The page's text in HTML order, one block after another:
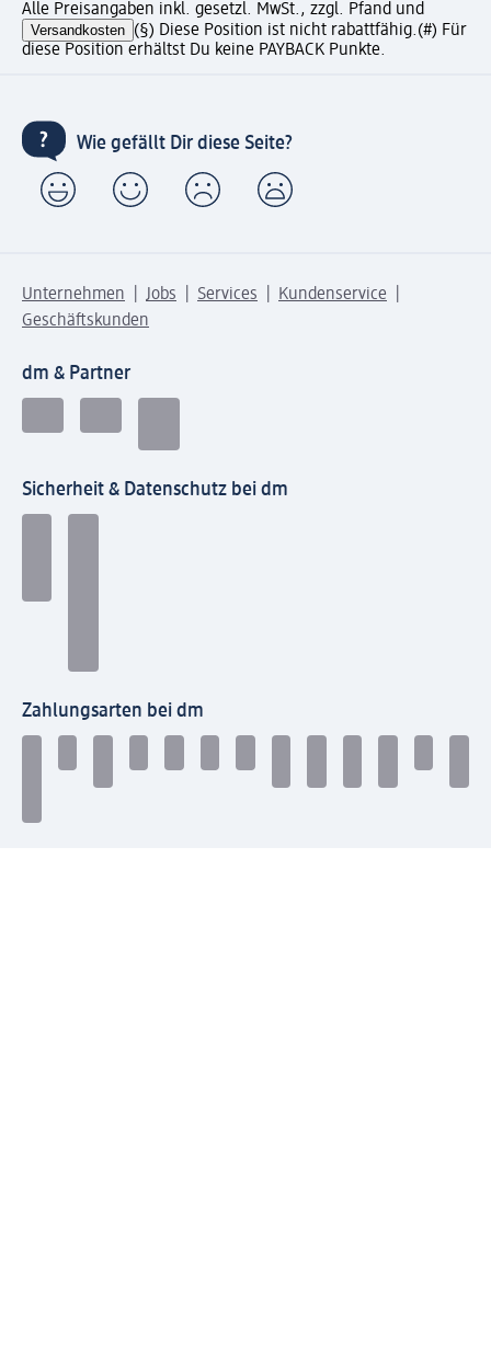
Alle Preisangaben inkl. gesetzl. MwSt., zzgl. Pfand und
Versandkosten (§) Diese Position ist nicht rabattfähig.(#) Für
diese Position erhältst Du keine PAYBACK Punkte.
Wie gefällt Dir diese Seite?
Unternehmen Jobs Services
Kundenservice
Geschäftskunden
dm & Partner
Sicherheit & Datenschutz bei dm
Zahlungsarten bei dm